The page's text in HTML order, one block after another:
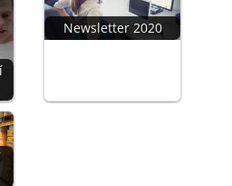
Newsletter 2020